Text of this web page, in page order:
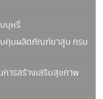
บุหรี่
คุมผลิตภัณฑ์ยาสูบ กรม
ารสร้างเสริมสุขภาพ